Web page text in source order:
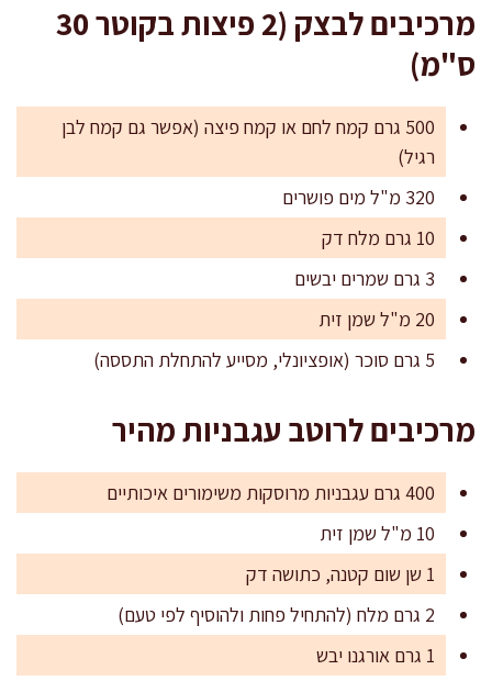
מרכיבים לבצק (2 פיצות בקוטר 30
ס"מ)
500 גרם קמח לחם או קמח פיצה (אפשר גם קמח לבן
רגיל)
320 מ"ל מים פושרים
10 גרם מלח דק
3 גרם שמרים יבשים
20 מ"ל שמן זית
5 גרם סוכר (אופציונלי, מסייע להתחלת התססה)
מרכיבים לרוטב עגבניות מהיר
400 גרם עגבניות מרוסקות משימורים איכותיים
10 מ"ל שמן זית
1 שן שום קטנה, כתושה דק
2 גרם מלח (להתחיל פחות ולהוסיף לפי טעם)
1 גרם אורגנו יבש